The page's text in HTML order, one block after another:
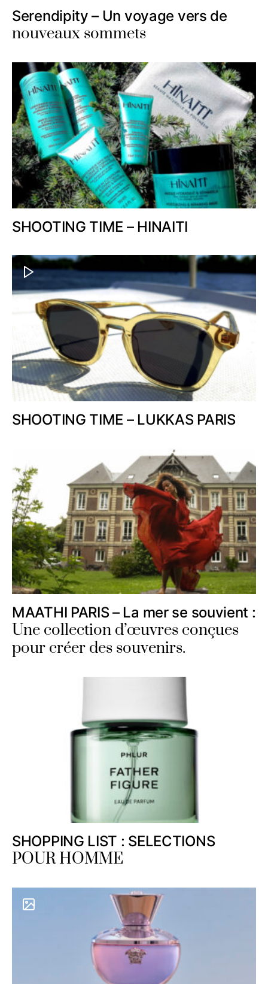
Serendipity – Un voyage vers de
nouveaux sommets
SHOOTING TIME – HINAITI
SHOOTING TIME – LUKKAS PARIS
MAATHI PARIS – La mer se souvient :
Une collection d’œuvres conçues
pour créer des souvenirs.
SHOPPING LIST : SELECTIONS
POUR HOMME